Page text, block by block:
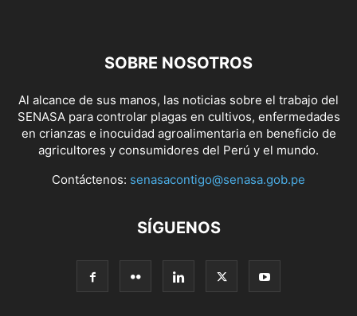
SOBRE NOSOTROS
Al alcance de sus manos, las noticias sobre el trabajo del
SENASA para controlar plagas en cultivos, enfermedades
en crianzas e inocuidad agroalimentaria en beneficio de
agricultores y consumidores del Perú y el mundo.
Contáctenos: senasacontigo@senasa.gob.pe
SÍGUENOS